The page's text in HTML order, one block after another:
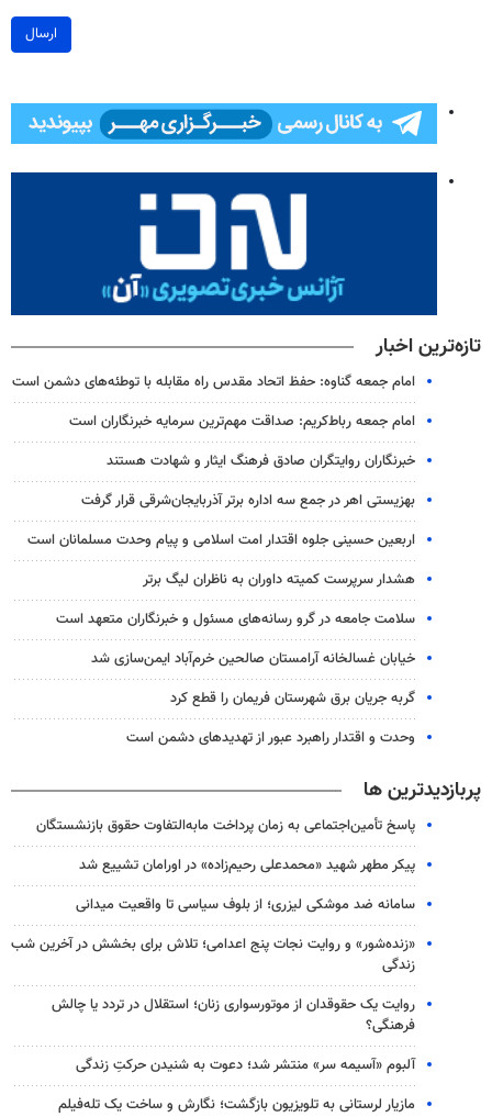
ارسال
تازه‌ترین اخبار
امام جمعه گناوه: حفظ اتحاد مقدس راه مقابله با توطئه‌های دشمن است
امام جمعه رباط‌کریم: صداقت مهم‌ترین سرمایه خبرنگاران است
خبرنگاران روایتگران صادق فرهنگ ایثار و شهادت هستند
بهزیستی اهر در جمع سه اداره برتر آذربایجان‌شرقی قرار گرفت
اربعین حسینی جلوه اقتدار امت اسلامی و پیام وحدت مسلمانان است
هشدار سرپرست ‌کمیته داوران به ناظران لیگ برتر
سلامت جامعه در گرو رسانه‌های مسئول و خبرنگاران متعهد است
خیابان غسالخانه آرامستان صالحین خرم‌آباد ایمن‌سازی شد
گربه جریان برق شهرستان فریمان را قطع کرد
وحدت و اقتدار راهبرد عبور از تهدیدهای دشمن است
پربازدیدترین ها
پاسخ تأمین‌اجتماعی به زمان پرداخت مابه‌التفاوت حقوق بازنشستگان
پیکر مطهر شهید «محمدعلی رحیم‌زاده» در اورامان تشییع شد
سامانه ضد موشکی لیزری؛ از بلوف سیاسی تا واقعیت میدانی
«زنده‌شور» و روایت نجات پنج اعدامی؛ تلاش برای بخشش در آخرین شب
زندگی
روایت یک حقوقدان از موتورسواری زنان؛ استقلال در تردد یا چالش
فرهنگی؟
آلبوم «آسیمه سر» منتشر شد؛ دعوت به شنیدن حرکتِ زندگی
مازیار لرستانی به تلویزیون بازگشت؛ نگارش و ساخت یک تله‌فیلم